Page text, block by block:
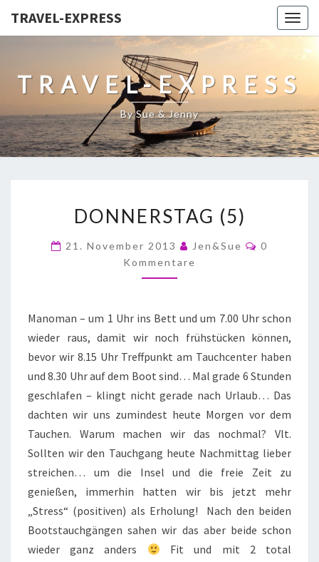
TRAVEL-EXPRESS
TRAVEL-EXPRESS
By Sue & Jenny
DONNERSTAG (5)
21. November 2013 Jen&Sue
0
Kommentare
Manoman – um 1 Uhr ins Bett und um 7.00 Uhr schon
wieder raus, damit wir noch frühstücken können,
bevor wir 8.15 Uhr Treffpunkt am Tauchcenter haben
und 8.30 Uhr auf dem Boot sind… Mal grade 6 Stunden
geschlafen – klingt nicht gerade nach Urlaub… Das
dachten wir uns zumindest heute Morgen vor dem
Tauchen. Warum machen wir das nochmal? Vlt.
Sollten wir den Tauchgang heute Nachmittag lieber
streichen… um die Insel und die freie Zeit zu
genießen, immerhin hatten wir bis jetzt mehr
„Stress“ (positiven) als Erholung! Nach den beiden
Bootstauchgängen sahen wir das aber beide schon
wieder ganz anders
Fit und mit 2 total